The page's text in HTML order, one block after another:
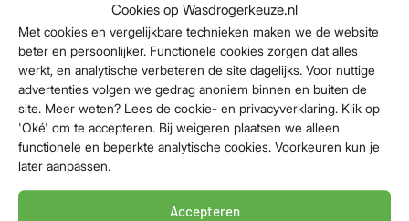
Cookies op Wasdrogerkeuze.nl
Met cookies en vergelijkbare technieken maken we de website
beter en persoonlijker. Functionele cookies zorgen dat alles
werkt, en analytische verbeteren de site dagelijks. Voor nuttige
advertenties volgen we gedrag anoniem binnen en buiten de
site. Meer weten? Lees de cookie- en privacyverklaring. Klik op
'Oké' om te accepteren. Bij weigeren plaatsen we alleen
functionele en beperkte analytische cookies. Voorkeuren kun je
later aanpassen.
Accepteren
De wasmachine past elk programma automatisch aan op de
grootte van de lading. Hierdoor gebruik je zelfs bij kleine
wasjes minder energie. Met de slimme AI Wash functie
wordt de juiste hoeveelheid wasmiddel en wasverzachter
automatisch toegevoegd, wat je extra besparingen op water
en energie oplevert.
Slimme bediening
Gebruik de SmartThings app voor moeiteloze bediening.